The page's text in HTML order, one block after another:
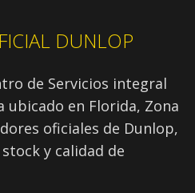
DUNLOP
de Servicios integral
ubicado en Florida, Zona
oficiales de Dunlop,
y calidad de